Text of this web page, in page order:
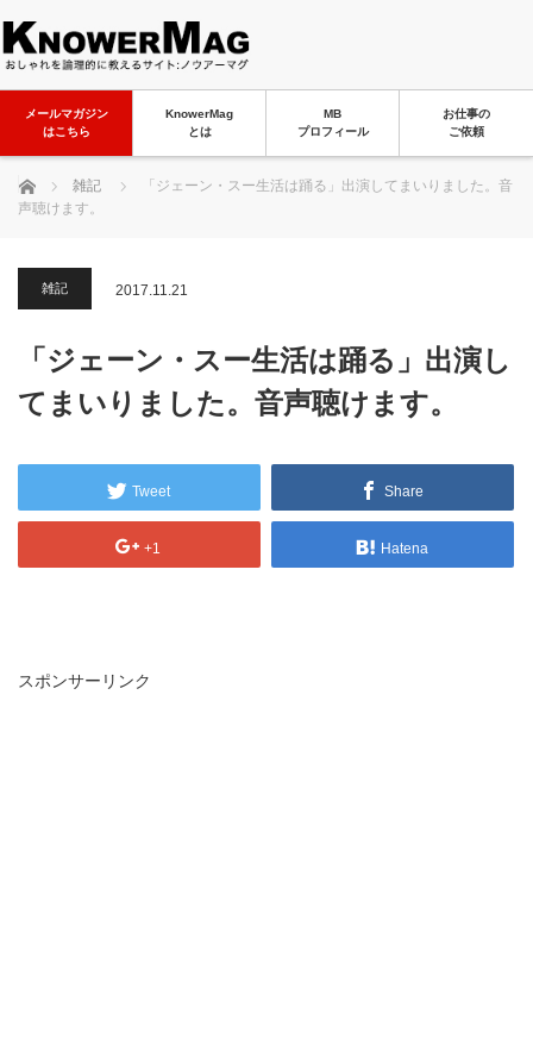
メールマガジン
はこちら
KnowerMag
とは
MB
プロフィール
お仕事の
ご依頼
ホーム 雑記
「ジェーン・スー生活は踊る」出演してまいりました。音
声聴けます。
雑記 2017.11.21
「ジェーン・スー生活は踊る」出演し
てまいりました。音声聴けます。
Tweet Share
+1 Hatena
スポンサーリンク